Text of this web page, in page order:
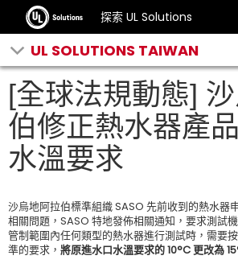
探索 UL Solutions
UL SOLUTIONS TAIWAN
[全球法規動態]
伯修正熱水器產
水溫要求
沙烏地阿拉伯標準組織 SASO 先前收到的熱水器
相關問題，SASO 特地發佈相關通知，要求測試
管制範圍內任何類型的熱水器進行測試時，需要
準的要求， 將原進水口水溫要求的 10°C 更改為